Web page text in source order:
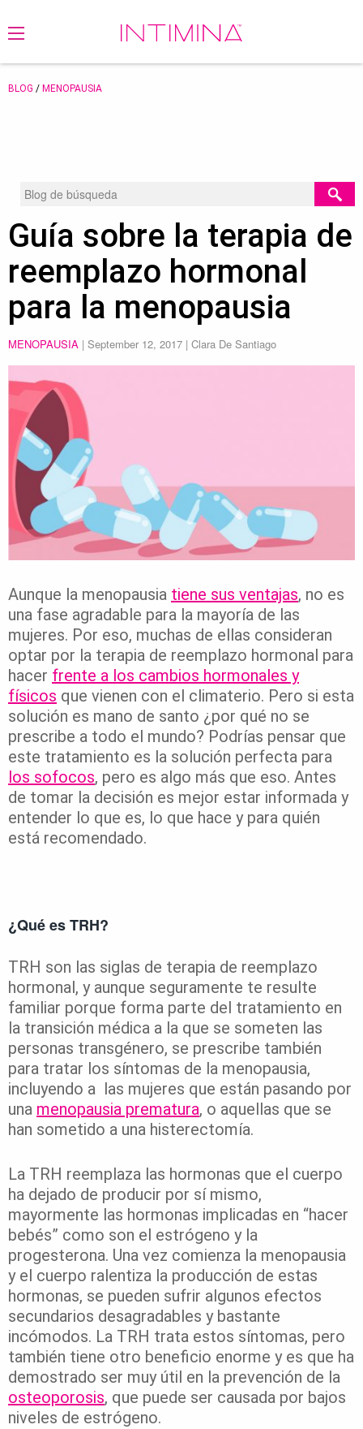
BLOG / MENOPAUSIA
Guía sobre la terapia de
reemplazo hormonal
para la menopausia
MENOPAUSIA | September 12, 2017 | Clara De Santiago
Aunque la menopausia tiene sus ventajas, no es
una fase agradable para la mayoría de las
mujeres. Por eso, muchas de ellas consideran
optar por la terapia de reemplazo hormonal para
hacer frente a los cambios hormonales y
físicos que vienen con el climaterio. Pero si esta
solución es mano de santo ¿por qué no se
prescribe a todo el mundo? Podrías pensar que
este tratamiento es la solución perfecta para
los sofocos, pero es algo más que eso. Antes
de tomar la decisión es mejor estar informada y
entender lo que es, lo que hace y para quién
está recomendado.
¿Qué es TRH?
TRH son las siglas de terapia de reemplazo
hormonal, y aunque seguramente te resulte
familiar porque forma parte del tratamiento en
la transición médica a la que se someten las
personas transgénero, se prescribe también
para tratar los síntomas de la menopausia,
incluyendo a las mujeres que están pasando por
una menopausia prematura, o aquellas que se
han sometido a una histerectomía.
La TRH reemplaza las hormonas que el cuerpo
ha dejado de producir por sí mismo,
mayormente las hormonas implicadas en “hacer
bebés” como son el estrógeno y la
progesterona. Una vez comienza la menopausia
y el cuerpo ralentiza la producción de estas
hormonas, se pueden sufrir algunos efectos
secundarios desagradables y bastante
incómodos. La TRH trata estos síntomas, pero
también tiene otro beneficio enorme y es que ha
demostrado ser muy útil en la prevención de la
osteoporosis, que puede ser causada por bajos
niveles de estrógeno.